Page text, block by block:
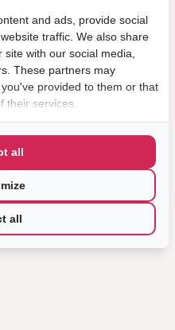
and ads, provide social
traffic. We also share
with our social media,
These partners may
provided to them or that
their services.
all
all